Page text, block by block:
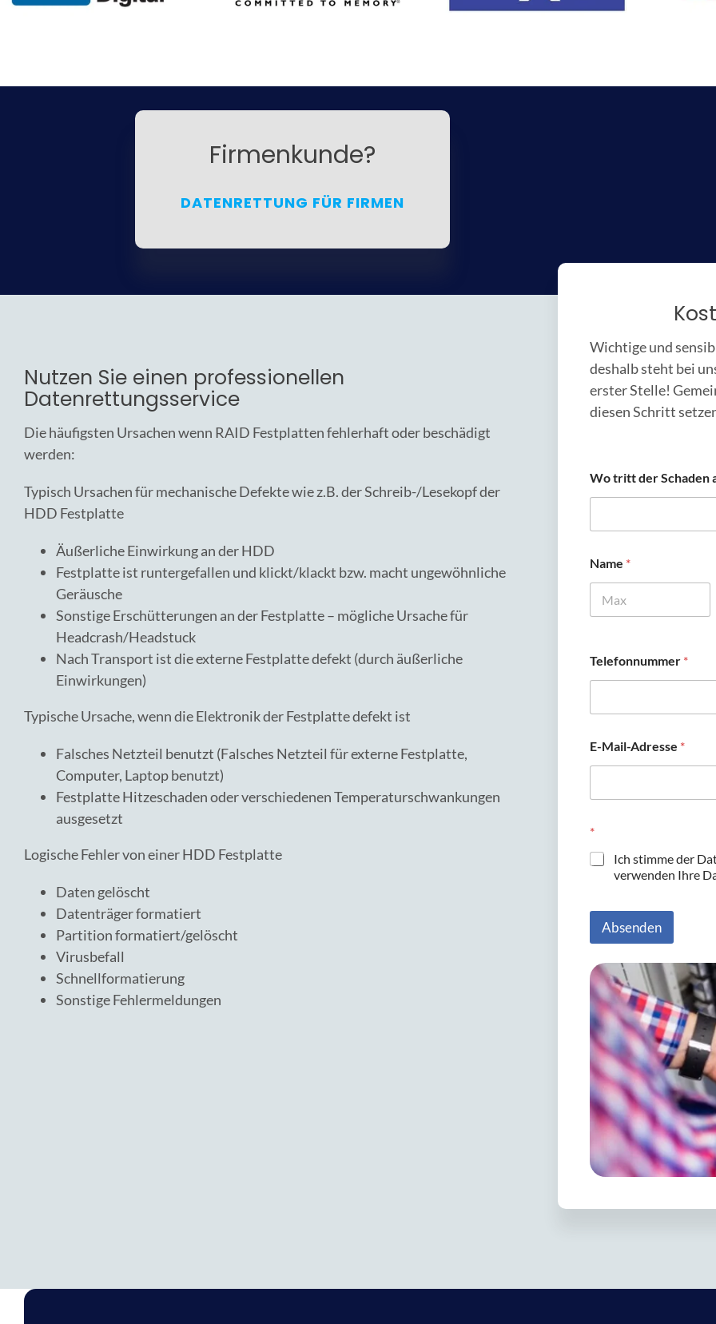
Firmenkunde?
DATENRETTUNG FÜR FIRMEN
Nutzen Sie einen professionellen
Datenrettungsservice
Die häufigsten Ursachen wenn RAID Festplatten fehlerhaft oder beschädigt
werden:
Typisch Ursachen für mechanische Defekte wie z.B. der Schreib-/Lesekopf der
HDD Festplatte
Äußerliche Einwirkung an der HDD
Festplatte ist runtergefallen und klickt/klackt bzw. macht ungewöhnliche
Geräusche
Sonstige Erschütterungen an der Festplatte – mögliche Ursache für
Headcrash/Headstuck
Nach Transport ist die externe Festplatte defekt (durch äußerliche
Einwirkungen)
Typische Ursache, wenn die Elektronik der Festplatte defekt ist
Falsches Netzteil benutzt (Falsches Netzteil für externe Festplatte,
Computer, Laptop benutzt)
Festplatte Hitzeschaden oder verschiedenen Temperaturschwankungen
ausgesetzt
Logische Fehler von einer HDD Festplatte
Daten gelöscht
Datenträger formatiert
Partition formatiert/gelöscht
Virusbefall
Schnellformatierung
Sonstige Fehlermeldungen
Wichtige und
deshalb steht bei
erster Stelle!
diesen Schritt
Wo tritt der Schaden
Name *
Telefonnummer *
E-Mail-Adresse *
*
Ich stimme der
verwenden Ihre
Absenden